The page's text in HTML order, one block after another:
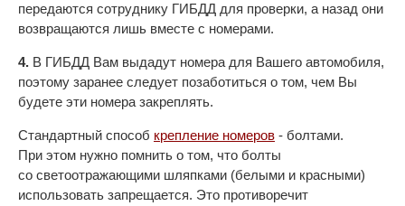
передаются сотруднику ГИБДД для проверки, а назад они
возвращаются лишь вместе с номерами.
4. В ГИБДД Вам выдадут номера для Вашего автомобиля,
поэтому заранее следует позаботиться о том, чем Вы
будете эти номера закреплять.
Стандартный способ крепление номеров - болтами.
При этом нужно помнить о том, что болты
со светоотражающими шляпками (белыми и красными)
использовать запрещается. Это противоречит